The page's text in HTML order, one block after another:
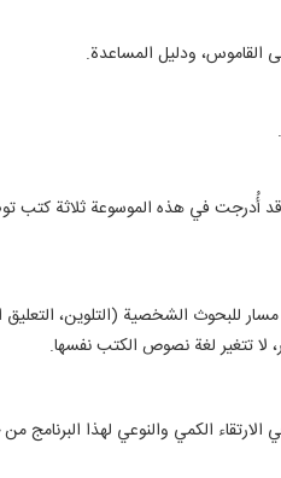
ودليل المساعدة.
أُدرجت في هذه الموسوعة ثلاثة
الشخصية (التلوين، التعليق
لا تتغير لغة نصوص الكتب نفسها.
الكمي والنوعي لهذا البرنامج من